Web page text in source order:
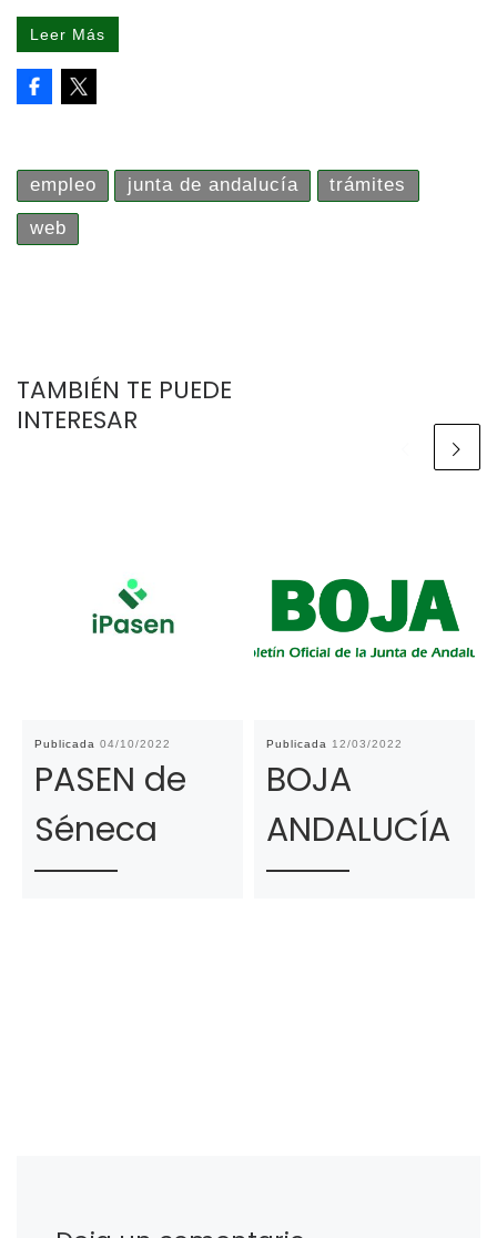
Leer Más
empleo junta de andalucía trámites
web
TAMBIÉN TE PUEDE
INTERESAR
Publicada 04/10/2022
PASEN de
Séneca
Publicada 12/03/2022
BOJA
ANDALUCÍA